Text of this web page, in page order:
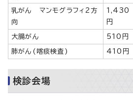
乳がん マンモグラフィ2方
向
1,430
円
大腸がん 510円
肺がん(喀痰検査) 410円
検診会場